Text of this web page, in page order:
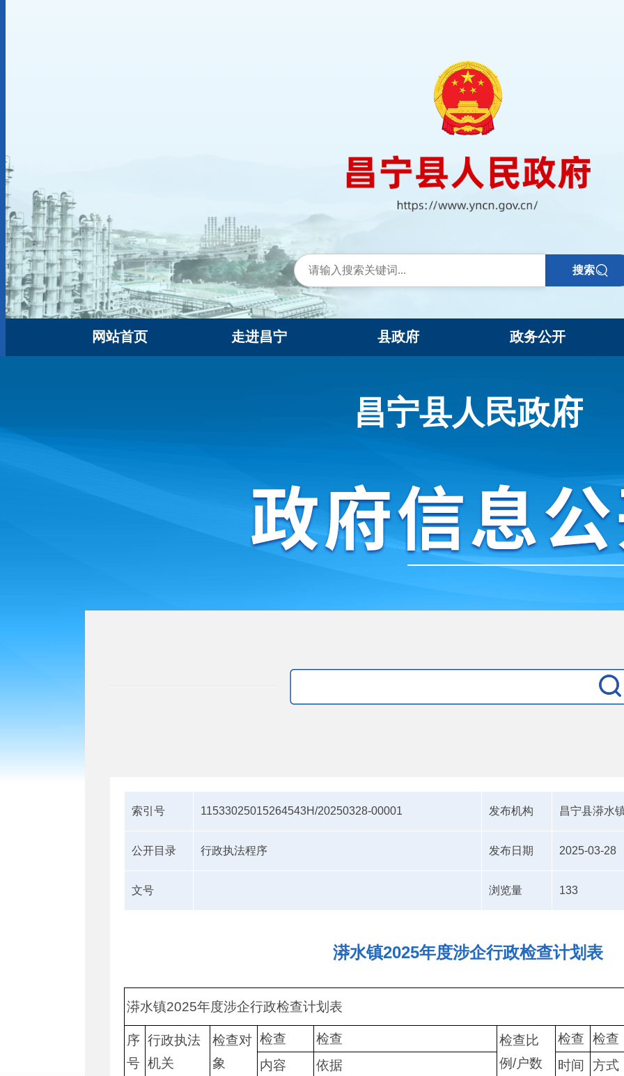
昌宁县人民政府
索引号 11533025015264543H/20250328-00001 发布机构 昌宁县漭水
公开目录 行政执法程序 发布日期 2025-03-28
文号 浏览量 133
漭水镇2025年度涉企行政检查计划表
漭水镇2025年度涉企行政检查计划表
序
号
行政执法
机关
检查对
象
检查 检查
检查比
例/户数
检查
检查
内容
依据 时间 方式